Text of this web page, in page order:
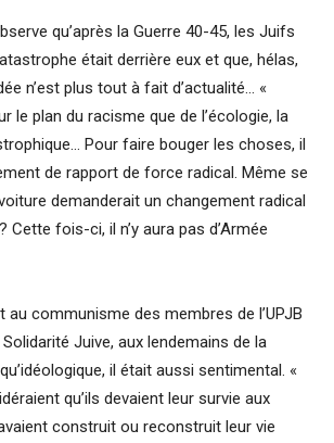
qu’après la Guerre 40-45, les Juifs
était derrière eux et que, hélas,
n’est plus tout à fait d’actualité… «
le plan du racisme que de l’écologie, la
Pour faire bouger les choses, il
de rapport de force radical. Même se
demanderait un changement radical
Cette fois-ci, il n’y aura pas d’Armée
au communisme des membres de l’UPJB
Juive, aux lendemains de la
il était aussi sentimental. «
qu’ils devaient leur survie aux
construit ou reconstruit leur vie